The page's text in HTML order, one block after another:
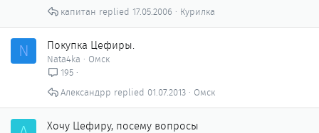
Курилка
17.05.2006
капитан
N Покупка Цефиры.
Nata4ka
Омск
195
Омск
01.07.2013
Александрр
Хочу Цефиру, посему вопросы